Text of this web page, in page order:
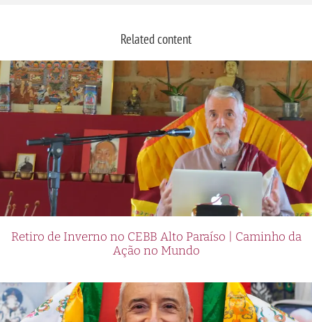
Related content
Retiro de Inverno no CEBB Alto Paraíso | Caminho da
Ação no Mundo